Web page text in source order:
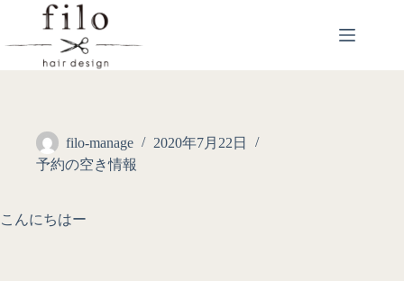
filo-manage
2020年7月22日
予約の空き情報
こんにちはー